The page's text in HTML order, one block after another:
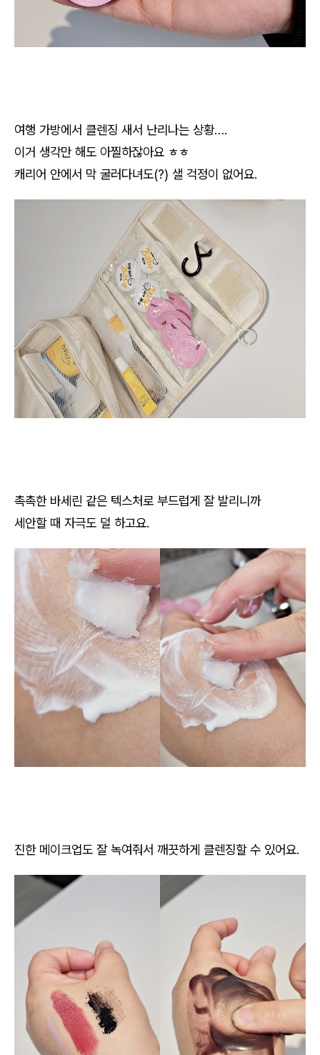
여행 가방에서 클렌징 새서 난리나는 상황….
이거 생각만 해도 아찔하잖아요 ㅎㅎ
캐리어 안에서 막 굴러다녀도(?) 샐 걱정이 없어요.
촉촉한 바세린 같은 텍스처로 부드럽게 잘 발리니까
세안할 때 자극도 덜 하고요.
진한 메이크업도 잘 녹여줘서 깨끗하게 클렌징할 수 있어요.